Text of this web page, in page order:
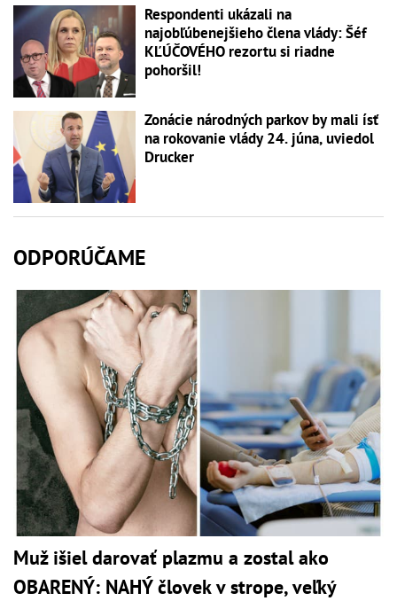
Respondenti ukázali na
najobľúbenejšieho člena vlády: Šéf
KĽÚČOVÉHO rezortu si riadne
pohoršil!
Zonácie národných parkov by mali ísť
na rokovanie vlády 24. júna, uviedol
Drucker
ODPORÚČAME
Muž išiel darovať plazmu a zostal ako
OBARENÝ: NAHÝ človek v strope, veľký